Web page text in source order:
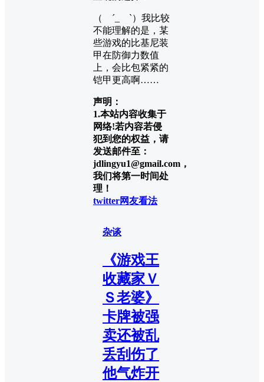
（ ´_ゝ`）我比较
不能理解的是，某
些游戏的比基尼装
甲在防御力数值
上，会比包紧紧的
铠甲更高啊……
声明：
1.本站内容收集于
网络!若内容若侵
犯到您的权益，请
发送邮件至：
jdlingyu1@gmail.com，
我们将第一时间处
理！
twitter网友看法
杂谈
《游戏王
收藏家Ｖ
Ｓ老婆》
卡牌被强
卖还被乱
丢刮伤了
他气炸开